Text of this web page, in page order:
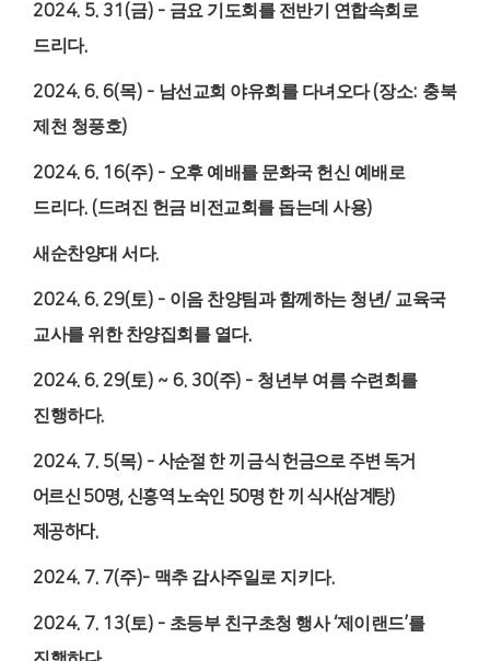
2024. 5. 31(금) - 금요 기도회를 전반기 연합속회로
드리다.
2024. 6. 6(목) - 남선교회 야유회를 다녀오다(장소: 충북
제천 청풍호)
2024. 6. 16(주) - 오후 예배를 문화국 헌신 예배로
드리다. (드려진 헌금 비전교회를 돕는데 사용)
새순찬양대 서다.
2024. 6. 29(토) - 이음 찬양팀과 함께하는 청년/ 교육국
교사를 위한 찬양집회를 열다.
2024. 6. 29(토) ~ 6. 30(주) - 청년부 여름 수련회를
진행하다.
2024. 7. 5(목) - 사순절 한 끼 금식 헌금으로 주변 독거
어르신 50명, 신흥역 노숙인 50명 한 끼 식사(삼계탕)
제공하다.
2024. 7. 7(주)- 맥추 감사주일로 지키다.
2024. 7. 13(토) - 초등부 친구초청 행사‘제이랜드’를